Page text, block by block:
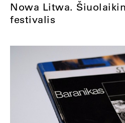
Nowa Litwa.
festivalis